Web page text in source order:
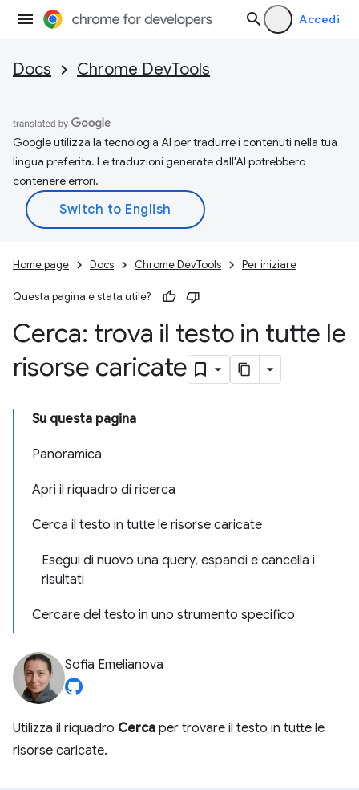
Accedi
Docs Chrome DevTools
Google utilizza la tecnologia AI per tradurre i contenuti nella tua
lingua preferita. Le traduzioni generate dall'AI potrebbero
contenere errori.
Home page Docs Chrome DevTools Per iniziare
Questa pagina è stata utile?
Cerca: trova il testo in tutte le
risorse caricate
Su questa pagina
Panoramica
Apri il riquadro di ricerca
Cerca il testo in tutte le risorse caricate
Esegui di nuovo una query, espandi e cancella i
risultati
Cercare del testo in uno strumento specifico
Sofia Emelianova
Utilizza il riquadro Cerca per trovare il testo in tutte le
risorse caricate.